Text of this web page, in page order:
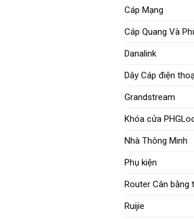
Cáp Mạng
Cáp Quang Và
Danalink
Dây Cáp điện
Grandstream
Khóa cửa
Nhà Thông Minh
Phụ kiện
Router Cân bằng
Ruijie